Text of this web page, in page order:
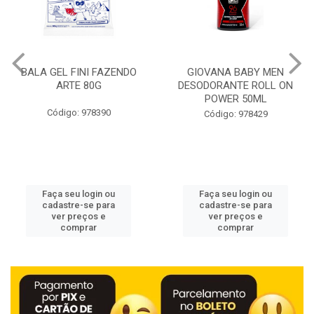
GIOVANA BABY MEN
DESODORANTE ROLL ON
Código: 978429
Faça seu login ou
cadastre-se para
ver preços e
comprar
CURAT BAND-AID SKIN FLEX
EXTRA GRANDE JOHNSON
7UN
Código: 978453
Faça seu login ou
cadastre-se para
ver preços e
comprar